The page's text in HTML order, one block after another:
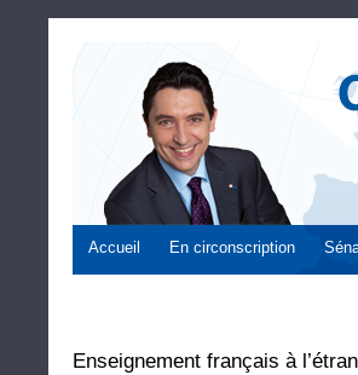
Accueil En circonscription
Enseignement français à